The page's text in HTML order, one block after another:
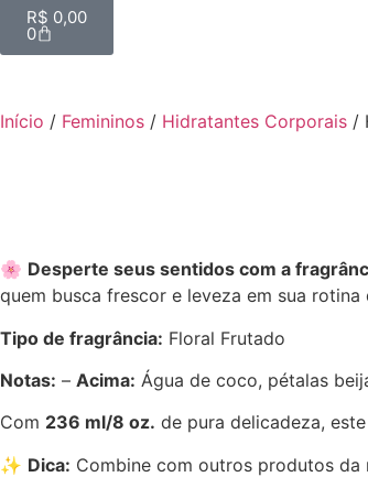
R$ 0,00
0
Início / Femininos / Hidratantes Corporais /
🌸 Desperte seus sentidos com a
quem busca frescor e leveza em sua rotina
Tipo de fragrância: Floral Frutado
Notas: – Acima: Água de coco, pétalas
Com 236 ml/8 oz. de pura delicadeza,
✨ Dica: Combine com outros produtos